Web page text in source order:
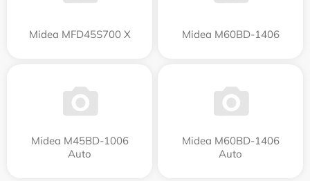
Midea MFD45S700 X Midea M60BD-1406
Midea M45BD-1006
Auto
Midea M60BD-1406
Auto